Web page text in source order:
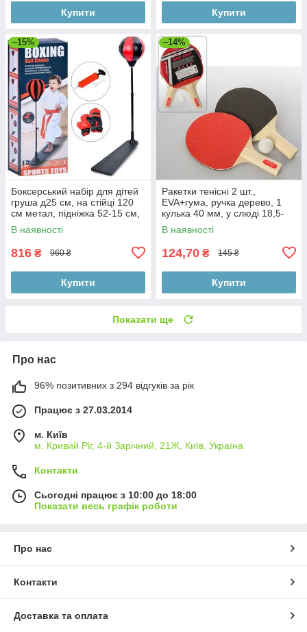
Купити Купити
–15%
Боксерський набір для дітей
груша д25 см, на стійці 120
см метал, підніжка 52-15 см,
насос
В наявності
816 ₴ 960 ₴
Купити
–14%
Ракетки тенісні 2 шт.,
EVA+гума, ручка дерево, 1
кулька 40 мм, у слюді 18,5-
29-4 см
В наявності
124,70 ₴ 145 ₴
Купити
Показати ще
Про нас
96% позитивних з 294 відгуків за рік
Працює з 27.03.2014
м. Київ
м. Кривий Ріг, 4-й Зарічний, 21Ж, Київ, Україна
Контакти
Сьогодні працює з 10:00 до 18:00
Показати весь графік роботи
Про нас
Контакти
Доставка та оплата